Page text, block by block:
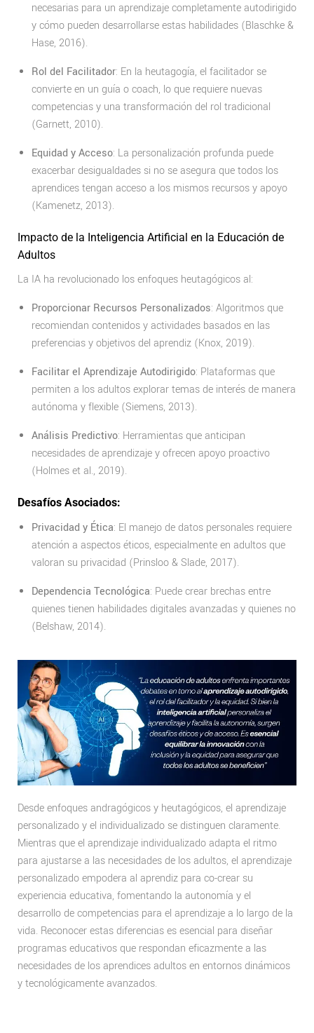
necesarias para un aprendizaje completamente autodirigido
y cómo pueden desarrollarse estas habilidades (Blaschke &
Hase, 2016).
Rol del Facilitador: En la heutagogía, el facilitador se
convierte en un guía o coach, lo que requiere nuevas
competencias y una transformación del rol tradicional
(Garnett, 2010).
Equidad y Acceso: La personalización profunda puede
exacerbar desigualdades si no se asegura que todos los
aprendices tengan acceso a los mismos recursos y apoyo
(Kamenetz, 2013).
Impacto de la Inteligencia Artificial en la Educación de
Adultos
La IA ha revolucionado los enfoques heutagógicos al:
Proporcionar Recursos Personalizados: Algoritmos que
recomiendan contenidos y actividades basados en las
preferencias y objetivos del aprendiz (Knox, 2019).
Facilitar el Aprendizaje Autodirigido: Plataformas que
permiten a los adultos explorar temas de interés de manera
autónoma y flexible (Siemens, 2013).
Análisis Predictivo: Herramientas que anticipan
necesidades de aprendizaje y ofrecen apoyo proactivo
(Holmes et al., 2019).
Desafíos Asociados:
Privacidad y Ética: El manejo de datos personales requiere
atención a aspectos éticos, especialmente en adultos que
valoran su privacidad (Prinsloo & Slade, 2017).
Dependencia Tecnológica: Puede crear brechas entre
quienes tienen habilidades digitales avanzadas y quienes no
(Belshaw, 2014).
Desde enfoques andragógicos y heutagógicos, el aprendizaje
personalizado y el individualizado se distinguen claramente.
Mientras que el aprendizaje individualizado adapta el ritmo
para ajustarse a las necesidades de los adultos, el aprendizaje
personalizado empodera al aprendiz para co-crear su
experiencia educativa, fomentando la autonomía y el
desarrollo de competencias para el aprendizaje a lo largo de la
vida. Reconocer estas diferencias es esencial para diseñar
programas educativos que respondan eficazmente a las
necesidades de los aprendices adultos en entornos dinámicos
y tecnológicamente avanzados.